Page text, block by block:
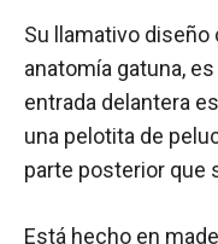
Su llamativo
anatomía gatuna,
entrada delantera
una pelotita de
parte posterior que
Está hecho en